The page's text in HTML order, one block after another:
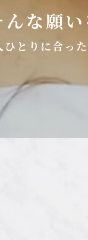
な願
ひとりに合っ